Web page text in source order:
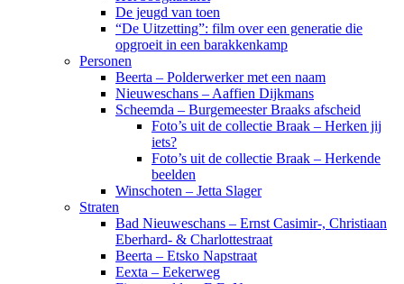
De jeugd van toen
“De Uitzetting”: film over een generatie die
opgroeit in een barakkenkamp
Personen
Beerta – Polderwerker met een naam
Nieuweschans – Aaffien Dijkmans
Scheemda – Burgemeester Braaks afscheid
Foto’s uit de collectie Braak – Herken jij
iets?
Foto’s uit de collectie Braak – Herkende
beelden
Winschoten – Jetta Slager
Straten
Bad Nieuweschans – Ernst Casimir-, Christiaan
Eberhard- & Charlottestraat
Beerta – Etsko Napstraat
Eexta – Eekerweg